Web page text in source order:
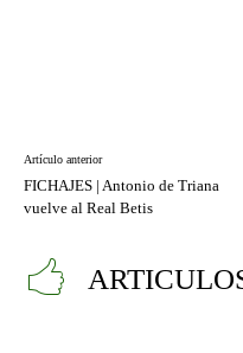
Artículo anterior
FICHAJES | Antonio de Triana
vuelve al Real Betis